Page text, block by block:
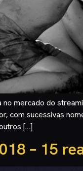
mercado do
com sucessivas
[…]
– 15